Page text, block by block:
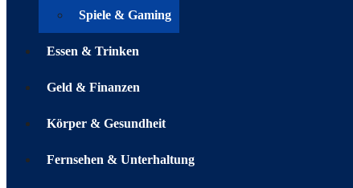
Spiele & Gaming
Essen & Trinken
Geld & Finanzen
Körper & Gesundheit
Fernsehen & Unterhaltung